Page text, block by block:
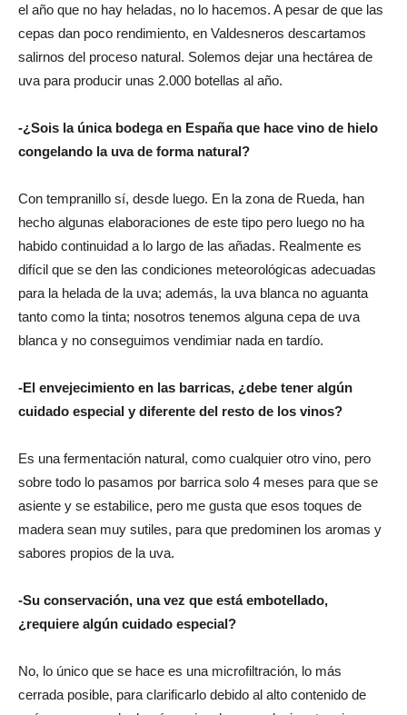
el año que no hay heladas, no lo hacemos. A pesar de que las
cepas dan poco rendimiento, en Valdesneros descartamos
salirnos del proceso natural. Solemos dejar una hectárea de
uva para producir unas 2.000 botellas al año.
-¿Sois la única bodega en España que hace vino de hielo
congelando la uva de forma natural?
Con tempranillo sí, desde luego. En la zona de Rueda, han
hecho algunas elaboraciones de este tipo pero luego no ha
habido continuidad a lo largo de las añadas. Realmente es
difícil que se den las condiciones meteorológicas adecuadas
para la helada de la uva; además, la uva blanca no aguanta
tanto como la tinta; nosotros tenemos alguna cepa de uva
blanca y no conseguimos vendimiar nada en tardío.
-El envejecimiento en las barricas, ¿debe tener algún
cuidado especial y diferente del resto de los vinos?
Es una fermentación natural, como cualquier otro vino, pero
sobre todo lo pasamos por barrica solo 4 meses para que se
asiente y se estabilice, pero me gusta que esos toques de
madera sean muy sutiles, para que predominen los aromas y
sabores propios de la uva.
-Su conservación, una vez que está embotellado,
¿requiere algún cuidado especial?
No, lo único que se hace es una microfiltración, lo más
cerrada posible, para clarificarlo debido al alto contenido de